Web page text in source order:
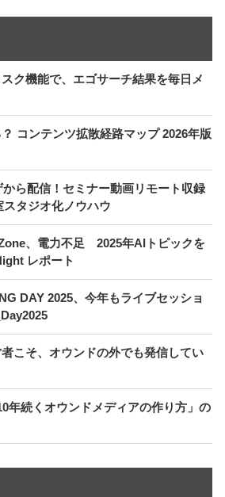
ク機能で、エゴサーチ結果を毎日メ
コンテンツ拡散経路マップ 2026年版
ら配信！セミナー動画リモート収録
タジオ化ノウハウ
、電力不足 2025年AIトピックを
レポート
DAY 2025、今年もライブセッショ
こそ、オウンドの外でも発信してい
年続くオウンドメディアの作り方」の